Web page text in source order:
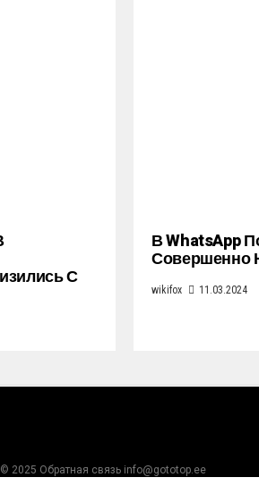
С
В WhatsApp
Совершенно
wikifox 11.03.2024
2025 Обратная связь info@gototop.ee